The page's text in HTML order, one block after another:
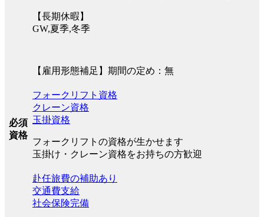
【長期休暇】
GW,夏季,冬季
【雇用形態補足】期間の定め：無
必須
資格
フォークリフト資格
クレーン資格
玉掛資格
フォークリフトの資格が生かせます
玉掛け・クレーン資格をお持ちの方歓迎
赴任旅費の補助あり
交通費支給
社会保険完備